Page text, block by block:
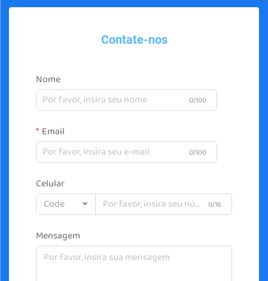
Contate-nos
Nome
0/100
Email
0/100
Celular
Code
0/16
Mensagem